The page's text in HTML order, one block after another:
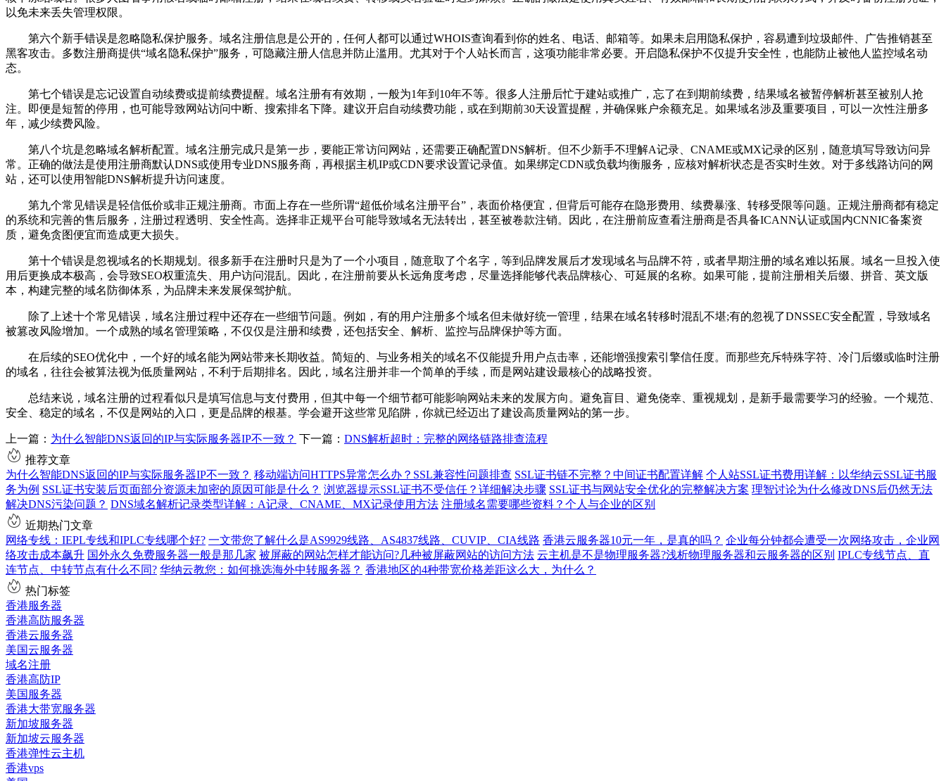
以免未来丢失管理权限。
第六个新手错误是忽略隐私保护服务。域名注册信息是公开的，任何人都可以通过WHOIS查询看到你的姓名、电话、邮箱等。如果未启用隐私保护，容易遭到垃圾邮件、广告推销甚至
黑客攻击。多数注册商提供“域名隐私保护”服务，可隐藏注册人信息并防止滥用。尤其对于个人站长而言，这项功能非常必要。开启隐私保护不仅提升安全性，也能防止被他人监控域名动
态。
第七个错误是忘记设置自动续费或提前续费提醒。域名注册有有效期，一般为1年到10年不等。很多人注册后忙于建站或推广，忘了在到期前续费，结果域名被暂停解析甚至被别人抢
注。即便是短暂的停用，也可能导致网站访问中断、搜索排名下降。建议开启自动续费功能，或在到期前30天设置提醒，并确保账户余额充足。如果域名涉及重要项目，可以一次性注册多
年，减少续费风险。
第八个坑是忽略域名解析配置。域名注册完成只是第一步，要能正常访问网站，还需要正确配置DNS解析。但不少新手不理解A记录、CNAME或MX记录的区别，随意填写导致访问异
常。正确的做法是使用注册商默认DNS或使用专业DNS服务商，再根据主机IP或CDN要求设置记录值。如果绑定CDN或负载均衡服务，应核对解析状态是否实时生效。对于多线路访问的网
站，还可以使用智能DNS解析提升访问速度。
第九个常见错误是轻信低价或非正规注册商。市面上存在一些所谓“超低价域名注册平台”，表面价格便宜，但背后可能存在隐形费用、续费暴涨、转移受限等问题。正规注册商都有稳定
的系统和完善的售后服务，注册过程透明、安全性高。选择非正规平台可能导致域名无法转出，甚至被卷款注销。因此，在注册前应查看注册商是否具备ICANN认证或国内CNNIC备案资
质，避免贪图便宜而造成更大损失。
第十个错误是忽视域名的长期规划。很多新手在注册时只是为了一个小项目，随意取了个名字，等到品牌发展后才发现域名与品牌不符，或者早期注册的域名难以拓展。域名一旦投入使
用后更换成本极高，会导致SEO权重流失、用户访问混乱。因此，在注册前要从长远角度考虑，尽量选择能够代表品牌核心、可延展的名称。如果可能，提前注册相关后缀、拼音、英文版
本，构建完整的域名防御体系，为品牌未来发展保驾护航。
除了上述十个常见错误，域名注册过程中还存在一些细节问题。例如，有的用户注册多个域名但未做好统一管理，结果在域名转移时混乱不堪;有的忽视了DNSSEC安全配置，导致域名
被篡改风险增加。一个成熟的域名管理策略，不仅仅是注册和续费，还包括安全、解析、监控与品牌保护等方面。
在后续的SEO优化中，一个好的域名能为网站带来长期收益。简短的、与业务相关的域名不仅能提升用户点击率，还能增强搜索引擎信任度。而那些充斥特殊字符、冷门后缀或临时注册
的域名，往往会被算法视为低质量网站，不利于后期排名。因此，域名注册并非一个简单的手续，而是网站建设最核心的战略投资。
总结来说，域名注册的过程看似只是填写信息与支付费用，但其中每一个细节都可能影响网站未来的发展方向。避免盲目、避免侥幸、重视规划，是新手最需要学习的经验。一个规范、
安全、稳定的域名，不仅是网站的入口，更是品牌的根基。学会避开这些常见陷阱，你就已经迈出了建设高质量网站的第一步。
上一篇： 为什么智能DNS返回的IP与实际服务器IP不一致？ 下一篇： DNS解析超时：完整的网络链路排查流程
推荐文章
为什么智能DNS返回的IP与实际服务器IP不一致？ 移动端访问HTTPS异常怎么办？SSL兼容性问题排查 SSL证书链不完整？中间证书配置详解 个人站SSL证书费用详解：以华纳云SSL证书服
务为例 SSL证书安装后页面部分资源未加密的原因可能是什么？ 浏览器提示SSL证书不受信任？详细解决步骤 SSL证书与网站安全优化的完整解决方案 理智讨论为什么修改DNS后仍然无法
解决DNS污染问题？ DNS域名解析记录类型详解：A记录、CNAME、MX记录使用方法 注册域名需要哪些资料？个人与企业的区别
近期热门文章
网络专线：IEPL专线和IPLC专线哪个好? 一文带您了解什么是AS9929线路、AS4837线路、CUVIP、CIA线路 香港云服务器10元一年，是真的吗？ 企业每分钟都会遭受一次网络攻击，企业网
络攻击成本飙升 国外永久免费服务器一般是那几家 被屏蔽的网站怎样才能访问?几种被屏蔽网站的访问方法 云主机是不是物理服务器?浅析物理服务器和云服务器的区别 IPLC专线节点、直
连节点、中转节点有什么不同? 华纳云教您：如何挑选海外中转服务器？ 香港地区的4种带宽价格差距这么大，为什么？
热门标签
香港服务器
香港高防服务器
香港云服务器
美国云服务器
域名注册
香港高防IP
美国服务器
香港大带宽服务器
新加坡服务器
新加坡云服务器
香港弹性云主机
香港vps